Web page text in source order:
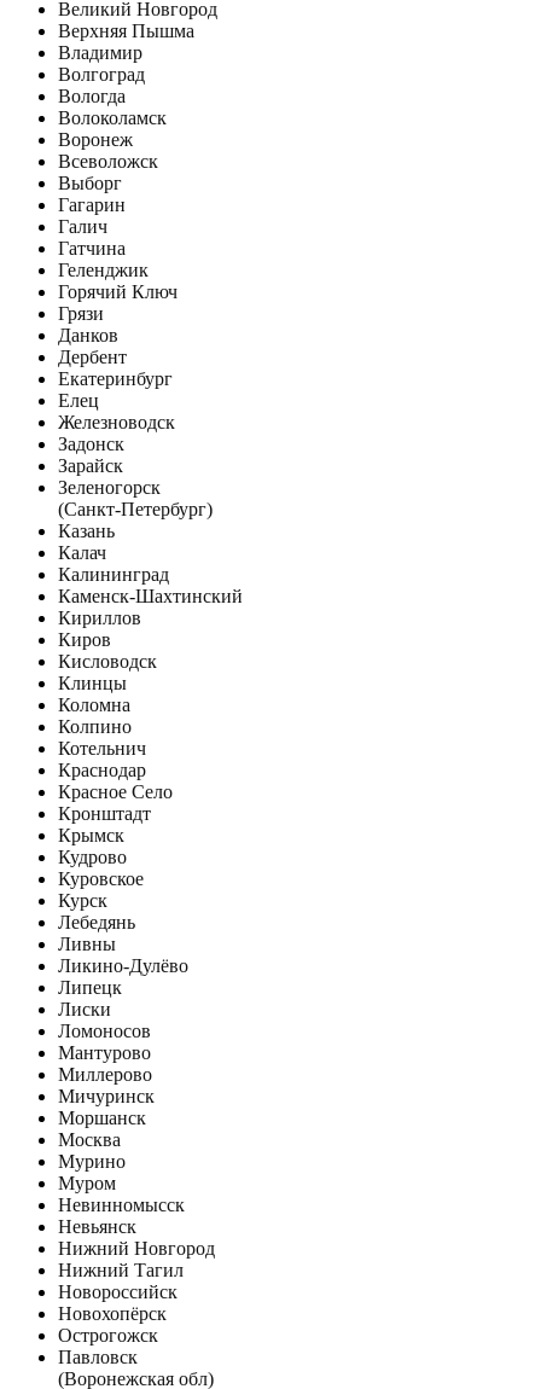
Великий Новгород
Верхняя Пышма
Владимир
Волгоград
Вологда
Волоколамск
Воронеж
Всеволожск
Выборг
Гагарин
Галич
Гатчина
Геленджик
Горячий Ключ
Грязи
Данков
Дербент
Екатеринбург
Елец
Железноводск
Задонск
Зарайск
Зеленогорск
(Санкт-Петербург)
Казань
Калач
Калининград
Каменск-Шахтинский
Кириллов
Киров
Кисловодск
Клинцы
Коломна
Колпино
Котельнич
Краснодар
Красное Село
Кронштадт
Крымск
Кудрово
Куровское
Курск
Лебедянь
Ливны
Ликино-Дулёво
Липецк
Лиски
Ломоносов
Мантурово
Миллерово
Мичуринск
Моршанск
Москва
Мурино
Муром
Невинномысск
Невьянск
Нижний Новгород
Нижний Тагил
Новороссийск
Новохопёрск
Острогожск
Павловск
(Воронежская обл)